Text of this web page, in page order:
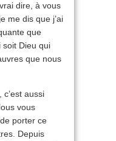
dire, à vous
me dis que j’ai
que
soit Dieu qui
que nous
aussi
vous
porter ce
Depuis